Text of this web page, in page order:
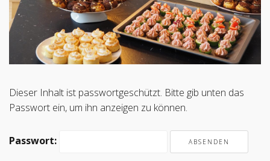
Dieser Inhalt ist passwortgeschützt. Bitte gib unten das
Passwort ein, um ihn anzeigen zu können.
Passwort: